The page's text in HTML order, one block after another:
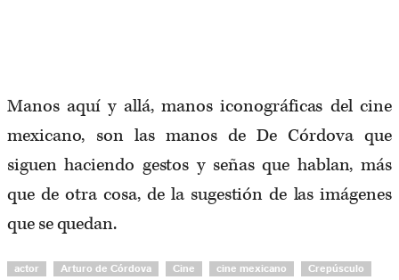
Manos aquí y allá, manos iconográficas del cine
mexicano, son las manos de De Córdova que
siguen haciendo gestos y señas que hablan, más
que de otra cosa, de la sugestión de las imágenes
que se quedan.
actor Arturo de Córdova Cine cine mexicano Crepúsculo